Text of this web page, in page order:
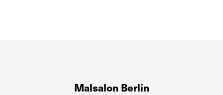
Malsalon Berlin